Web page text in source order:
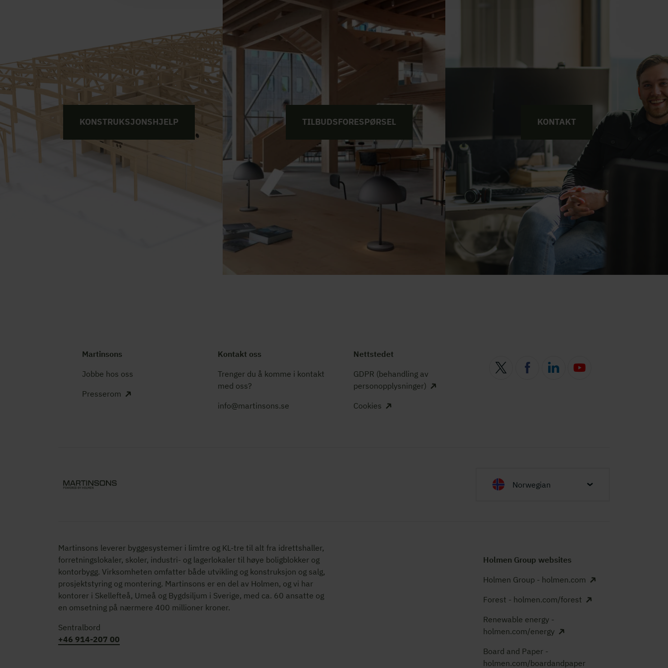
KONSTRUKSJONSHJELP TILBUDSFORESPØRSEL KONTAKT
Martinsons
Jobbe hos oss
Presserom
Kontakt oss
Trenger du å komme i kontakt
med oss?
info@martinsons.se
Nettstedet
GDPR (behandling av
personopplysninger)
Cookies
Norwegian
Martinsons leverer byggesystemer i limtre og KL-tre til alt fra idrettshaller,
forretningslokaler, skoler, industri- og lagerlokaler til høye boligblokker og
kontorbygg. Virksomheten omfatter både utvikling og konstruksjon og salg,
prosjektstyring og montering. Martinsons er en del av Holmen, og vi har
kontorer i Skellefteå, Umeå og Bygdsiljum i Sverige, med ca. 60 ansatte og
en omsetning på nærmere 400 millioner kroner.
Sentralbord
+46 914-207 00
Holmen Group websites
Holmen Group - holmen.com
Forest - holmen.com/forest
Renewable energy -
holmen.com/energy
Board and Paper -
holmen.com/boardandpaper